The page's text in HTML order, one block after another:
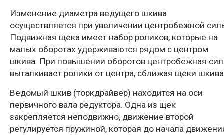
Изменение диаметра ведущего шкива
осуществляется при увеличении центробежной
Подвижная щека имеет набор роликов, которые на
малых оборотах удерживаются рядом с центром
шкива. При повышении оборотов центробежная
выталкивает ролики от центра, сближая щеки
Ведомый шкив (торкдрайвер) находится на оси
первичного вала редуктора. Одна из щек
закрепляется неподвижно, движение второй
регулируется пружиной, которая до начала